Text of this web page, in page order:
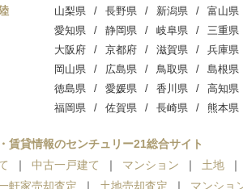
山梨県 長野県 新潟県 富山県
愛知県 静岡県 岐阜県 三重県
大阪府 京都府 滋賀県 兵庫県
岡山県 広島県 鳥取県 島根県
徳島県 愛媛県 香川県 高知県
福岡県 佐賀県 長崎県 熊本県
賃貸情報のセンチュリー21総合サイト
中古一戸建て マンション 土地
軒家売却査定
土地売却査定 マンショ